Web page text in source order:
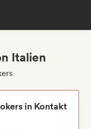
Italien
in Kontakt